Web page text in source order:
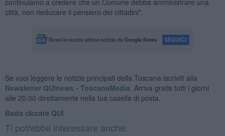
città, non rieducare il pensiero dei cittadini".
Se vuoi leggere le notizie principali della Toscana iscriviti alla
Newsletter QUInews - ToscanaMedia. Arriva gratis tutti i giorni
alle 20:00 direttamente nella tua casella di posta.
Basta cliccare QUI
Ti potrebbe interessare anche: